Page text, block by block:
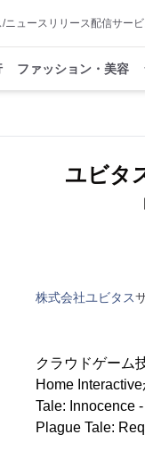
ニュースリリース配信サー
ファッション・美容
ユビタ
株式会社ユビタス
クラウドゲーム
Home
Tale: Innocence
Plague Tale: